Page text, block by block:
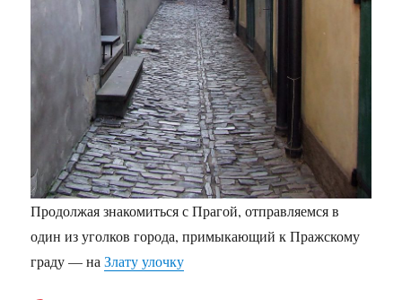
Продолжая знакомиться с Прагой, отправляемся в
один из уголков города, примыкающий к Пражскому
граду — наЗлату улочку